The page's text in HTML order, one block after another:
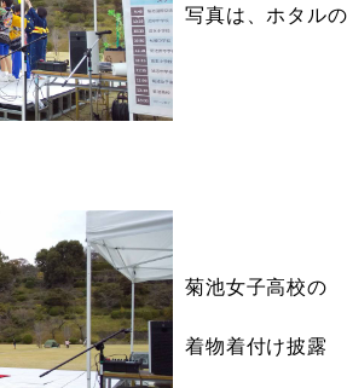
写真は、ホタル
菊池女子高校の
着物着付け披露